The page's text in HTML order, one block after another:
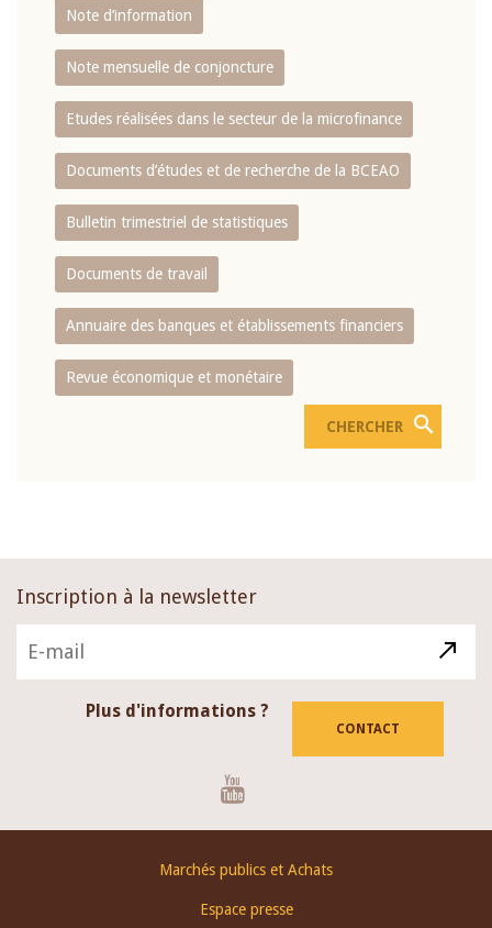
Note d’information
Note mensuelle de conjoncture
Etudes réalisées dans le secteur de la microfinance
Documents d’études et de recherche de la BCEAO
Bulletin trimestriel de statistiques
Documents de travail
Annuaire des banques et établissements financiers
Revue économique et monétaire
Inscription à la newsletter
Plus d'informations ?
CONTACT
Marchés publics et Achats
Espace presse